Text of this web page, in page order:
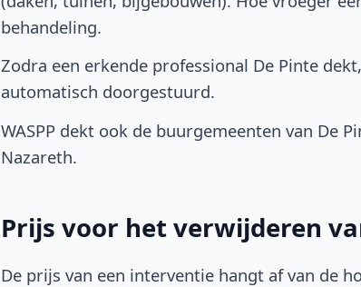
behandeling.
Zodra een erkende professional De Pinte
automatisch doorgestuurd.
WASPP dekt ook de buurgemeenten van De
Nazareth.
Prijs voor het verwijderen
De prijs van een interventie hangt af van de